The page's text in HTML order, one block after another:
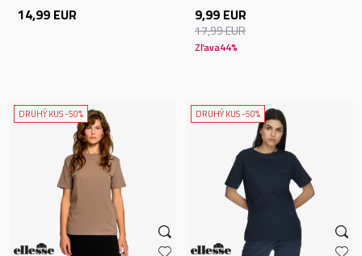
14,99 EUR 9,99 EUR
17,99EUR
Zľava44%
DRUHÝ KUS -50% DRUHÝ KUS -50%